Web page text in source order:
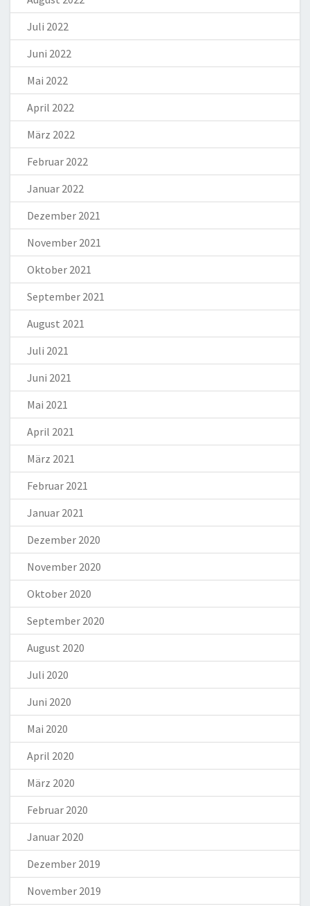
Juli 2022
Juni 2022
Mai 2022
April 2022
März 2022
Februar 2022
Januar 2022
Dezember 2021
November 2021
Oktober 2021
September 2021
August 2021
Juli 2021
Juni 2021
Mai 2021
April 2021
März 2021
Februar 2021
Januar 2021
Dezember 2020
November 2020
Oktober 2020
September 2020
August 2020
Juli 2020
Juni 2020
Mai 2020
April 2020
März 2020
Februar 2020
Januar 2020
Dezember 2019
November 2019